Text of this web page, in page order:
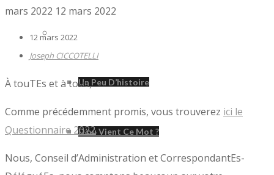
Poliomyélite
Un Peu D’histoire
D’où Vient Ce Mot ?
mars 2022 12 mars 2022
12 mars 2022
Joseph CICCOTELLI
À touTEs et à tous,
Comme précédemment promis, vous trouverez ici le
Questionnaire 2022.
Nous, Conseil d’Administration et CorrespondantEs-